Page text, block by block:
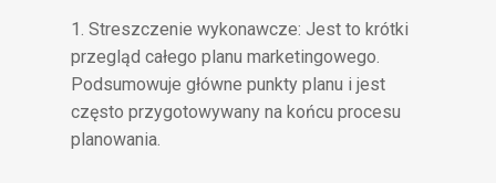
1. Streszczenie wykonawcze: Jest to krótki
przegląd całego planu marketingowego.
Podsumowuje główne punkty planu i jest
często przygotowywany na końcu procesu
planowania.